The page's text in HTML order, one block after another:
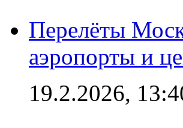
Перелёты
аэропорты и
19.2.2026,